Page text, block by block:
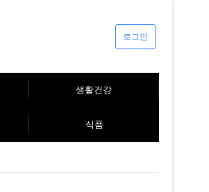
로그인
생활건강
식품